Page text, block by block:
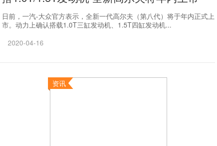
日前，一汽-大众官方表示，全新一代高尔夫（第八代）将于年内正式上
市。动力上确认搭载1.0T三缸发动机、1.5T四缸发动机...
2020-04-16
资讯